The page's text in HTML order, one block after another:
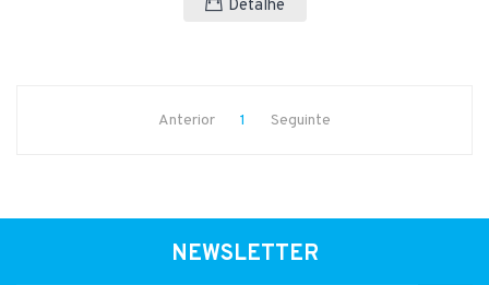
Detalhe
Anterior 1 Seguinte
NEWSLETTER